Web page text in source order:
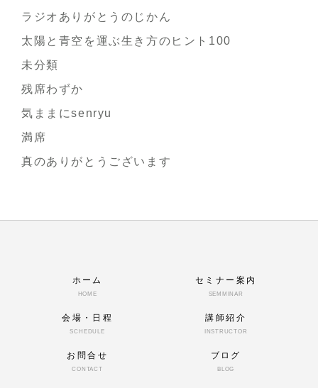
ラジオありがとうのじかん
太陽と青空を運ぶ生き方のヒント100
未分類
残席わずか
気ままにsenryu
満席
真のありがとうございます
ホーム
HOME
セミナー案内
SEMMINAR
会場・日程
SCHEDULE
講師紹介
INSTRUCTOR
お問合せ
CONTACT
ブログ
BLOG